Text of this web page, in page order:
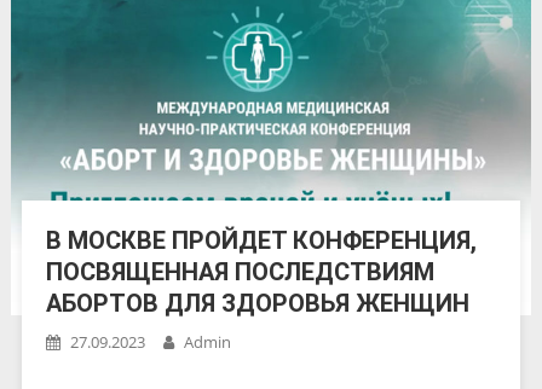
В МОСКВЕ ПРОЙДЕТ КОНФЕРЕНЦИЯ,
ПОСВЯЩЕННАЯ ПОСЛЕДСТВИЯМ
АБОРТОВ ДЛЯ ЗДОРОВЬЯ ЖЕНЩИН
27.09.2023 Admin